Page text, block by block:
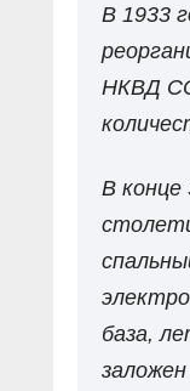
В 1933
НКВД
В конце
база,